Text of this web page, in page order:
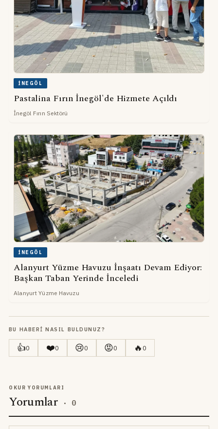
İNEGÖL
Pastalina Fırın İnegöl'de Hizmete Açıldı
İnegöl Fırın Sektörü
İNEGÖL
Alanyurt Yüzme Havuzu İnşaatı Devam Ediyor:
Başkan Taban Yerinde İnceledi
Alanyurt Yüzme Havuzu
BU HABERI NASIL BULDUNUZ?
👍0 ❤️0 😢0 😡0 🔥0
OKUR YORUMLARI
Yorumlar · 0